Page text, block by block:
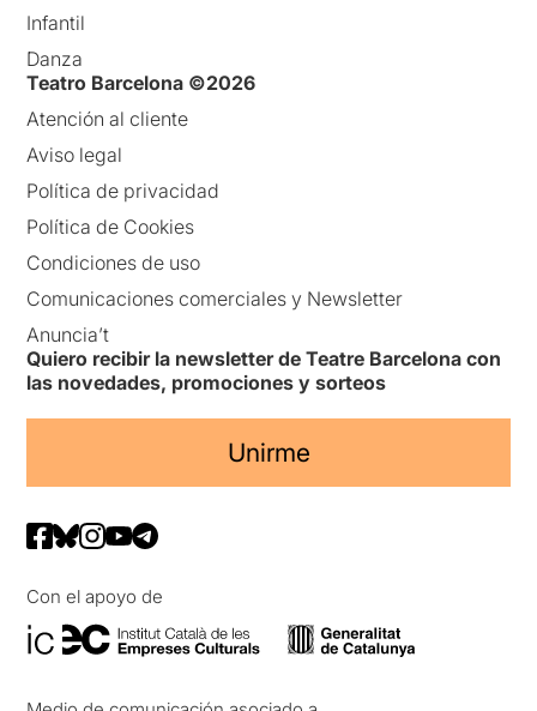
Infantil
Danza
Teatro Barcelona ©2026
Atención al cliente
Aviso legal
Política de privacidad
Política de Cookies
Condiciones de uso
Comunicaciones comerciales y Newsletter
Anuncia’t
Quiero recibir la newsletter de Teatre Barcelona con
las novedades, promociones y sorteos
Unirme
Con el apoyo de